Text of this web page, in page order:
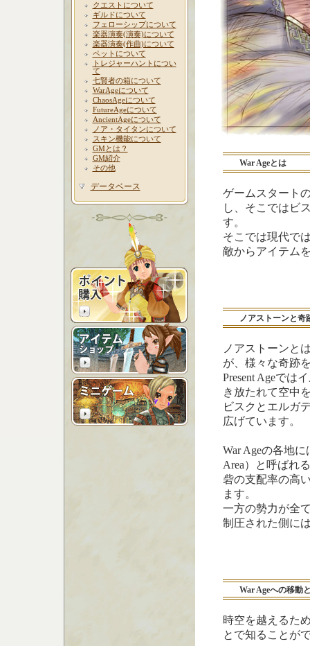
クエストについて
ギルドについて
フェローシップについて
楽器演奏(演奏)について
楽器演奏(作曲)について
ペットについて
トレジャーハントについ
て
七賢者の箱について
WarAgeについて
ChaosAgeについて
FutureAgeについて
AncientAgeについて
ノア・タイタンについて
スキン機能について
GMとは？
GM紹介
その他
データベース
War Ageとは
ゲームスタート
し、そこではビ
す。
そこでは現代で
敵からアイテム
ノアストーンと奇
ノアストーンと
が、様々な奇跡
Present Ageでは
き放たれて空中
ビスクとエルガ
広げています。
War Ageの各地に
Area）と呼ばれ
砦の支配率の高
ます。
一方の勢力が全
制圧された側に
War Ageへの移動
時空を越えるた
とで知ることが